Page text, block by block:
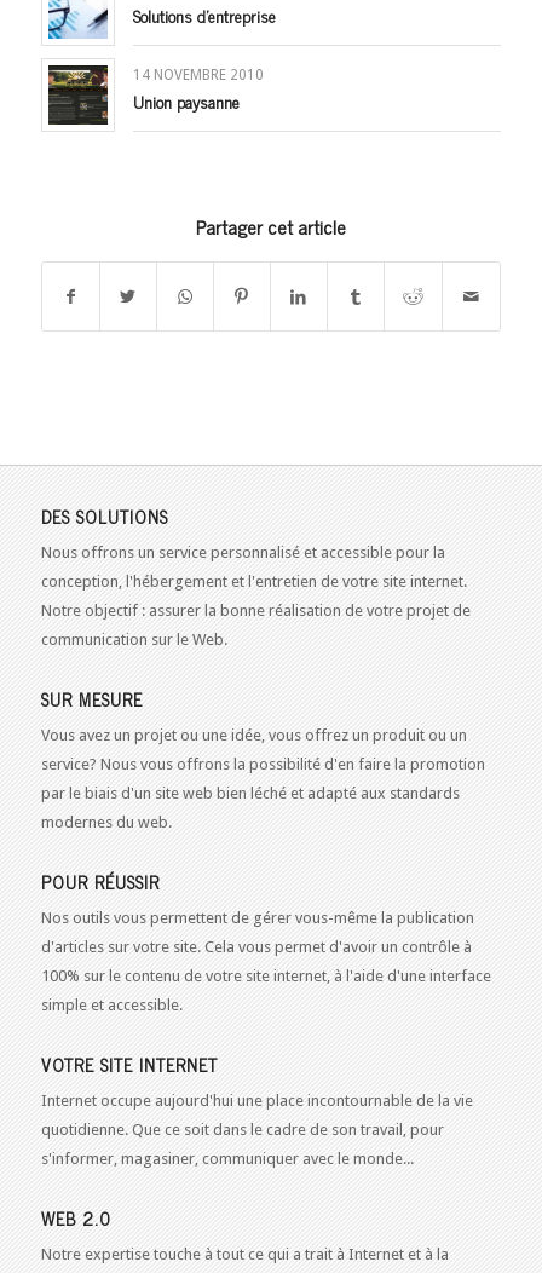
Solutions d’entreprise
14 NOVEMBRE 2010
Union paysanne
Partager cet article
DES SOLUTIONS
Nous offrons un service personnalisé et accessible pour la
conception, l'hébergement et l'entretien de votre site internet.
Notre objectif : assurer la bonne réalisation de votre projet de
communication sur le Web.
SUR MESURE
Vous avez un projet ou une idée, vous offrez un produit ou un
service? Nous vous offrons la possibilité d'en faire la promotion
par le biais d'un site web bien léché et adapté aux standards
modernes du web.
POUR RÉUSSIR
Nos outils vous permettent de gérer vous-même la publication
d'articles sur votre site. Cela vous permet d'avoir un contrôle à
100% sur le contenu de votre site internet, à l'aide d'une interface
simple et accessible.
VOTRE SITE INTERNET
Internet occupe aujourd'hui une place incontournable de la vie
quotidienne. Que ce soit dans le cadre de son travail, pour
s'informer, magasiner, communiquer avec le monde...
WEB 2.0
Notre expertise touche à tout ce qui a trait à Internet et à la